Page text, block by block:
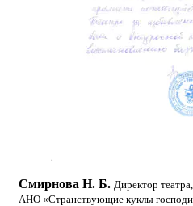
Смирнова Н. Б. Директор театра,
АНО «Странствующие куклы